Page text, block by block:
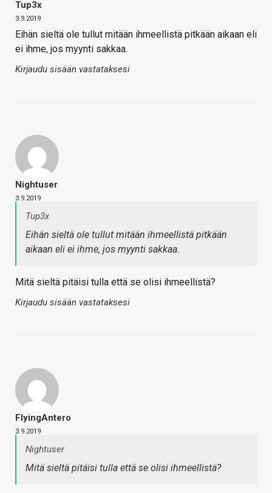
Tup3x
3.9.2019
Eihän sieltä ole tullut mitään ihmeellistä pitkään aikaan eli
ei ihme, jos myynti sakkaa.
Kirjaudu sisään vastataksesi
Nightuser
3.9.2019
Tup3x
Eihän sieltä ole tullut mitään ihmeellistä pitkään
aikaan eli ei ihme, jos myynti sakkaa.
Mitä sieltä pitäisi tulla että se olisi ihmeellistä?
Kirjaudu sisään vastataksesi
FlyingAntero
3.9.2019
Nightuser
Mitä sieltä pitäisi tulla että se olisi ihmeellistä?